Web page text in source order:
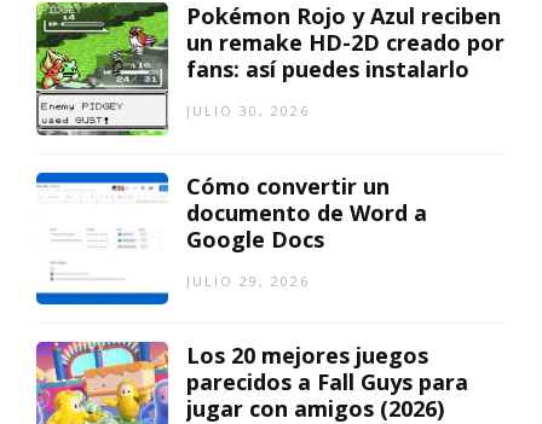
Pokémon Rojo y Azul reciben
un remake HD-2D creado por
fans: así puedes instalarlo
JULIO 30, 2026
Cómo convertir un
documento de Word a
Google Docs
JULIO 29, 2026
Los 20 mejores juegos
parecidos a Fall Guys para
jugar con amigos (2026)